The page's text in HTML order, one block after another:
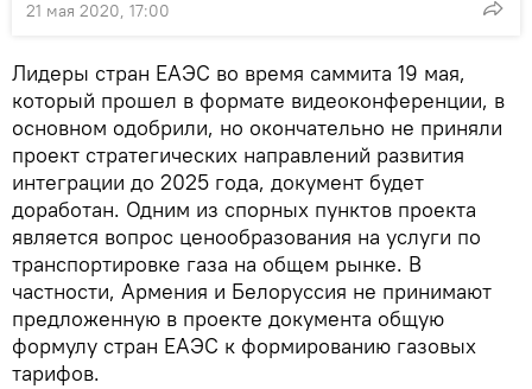
21 мая 2020, 17:00
Лидеры стран ЕАЭС во время саммита 19 мая,
который прошел в формате видеоконференции, в
основном одобрили, но окончательно не приняли
проект стратегических направлений развития
интеграции до 2025 года, документ будет
доработан. Одним из спорных пунктов проекта
является вопрос ценообразования на услуги по
транспортировке газа на общем рынке. В
частности, Армения и Белоруссия не принимают
предложенную в проекте документа общую
формулу стран ЕАЭС к формированию газовых
тарифов.